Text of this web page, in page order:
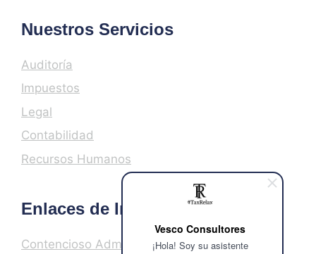
Vesco Consultores
¡Hola! Soy su asistente
Nuestros Servicios
Auditoría
Impuestos
Legal
Contabilidad
Recursos Humanos
Enlaces de Interés
Contencioso Administrativo